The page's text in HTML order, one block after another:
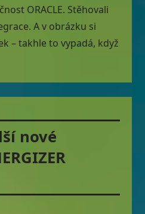
ORACLE. Stěhovali
A v obrázku si
– takhle to vypadá, když
nové